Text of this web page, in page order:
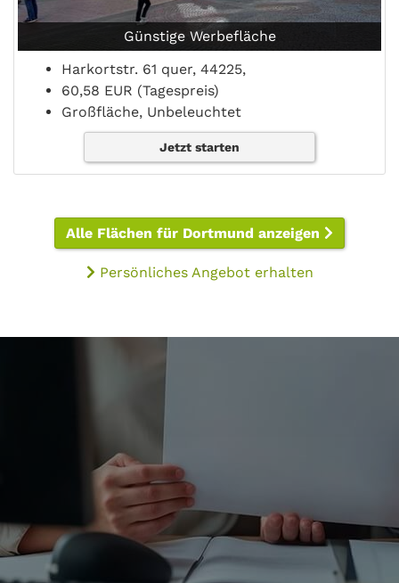
Günstige Werbefläche
Harkortstr. 61 quer, 44225,
60,58 EUR (Tagespreis)
Großfläche, Unbeleuchtet
Jetzt starten
Alle Flächen für Dortmund anzeigen
Persönliches Angebot erhalten